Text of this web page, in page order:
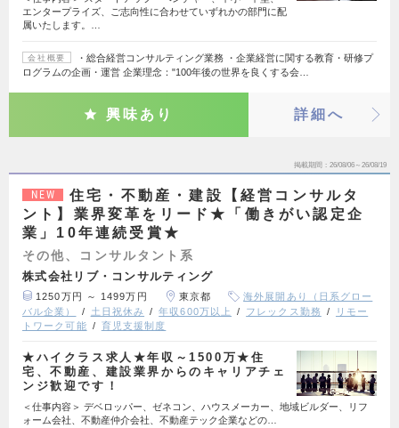
エンタープライズ、ご志向性に合わせていずれかの部門に配
属いたします。…
会社概要
・総合経営コンサルティング業務 ・企業経営に関する教育・研修プ
ログラムの企画・運営 企業理念："100年後の世界を良くする会…
興味あり 詳細へ
掲載期間 26/08/06～26/08/19
NEW
住宅・不動産・建設【経営コンサルタ
ント】業界変革をリード★「働きがい認定企
業」10年連続受賞★
その他、コンサルタント系
株式会社リブ・コンサルティング
1250万円 ～ 1499万円 東京都
海外展開あり（日系グロー
バル企業）
土日祝休み 年収600万以上 フレックス勤務
リモー
トワーク可能
育児支援制度
★ハイクラス求人★年収～1500万★住
宅、不動産、建設業界からのキャリアチェ
ンジ歓迎です！
＜仕事内容＞ デベロッパー、ゼネコン、ハウスメーカー、地域ビルダー、リフ
ォーム会社、不動産仲介会社、不動産テック企業などの…